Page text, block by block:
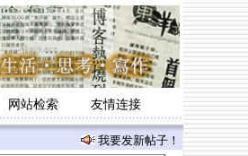
网站检索 友情连接
我要发新帖子！